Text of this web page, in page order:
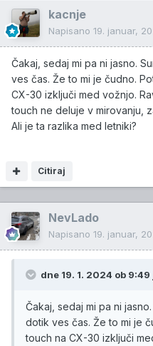
kacnje
Napisano 19. januar,
Čakaj, sedaj mi pa ni jasno.
ves čas. Že to mi je čudno.
CX-30 izključi med vožnjo.
touch ne deluje v mirovanju,
Ali je ta razlika med letniki?
Citiraj
NevLado
Napisano 19. januar,
dne 19. 1. 2024 ob 9:49
Čakaj, sedaj mi pa ni
dotik ves čas. Že to mi je
touch na CX-30 izključi